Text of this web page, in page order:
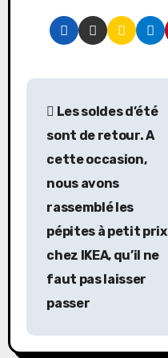
N
i
Les soldes d’été
sont de retour. A
cette occasion,
nous avons
rassemblé les
pépites à petit prix
chez IKEA, qu’il ne
faut pas laisser
passer